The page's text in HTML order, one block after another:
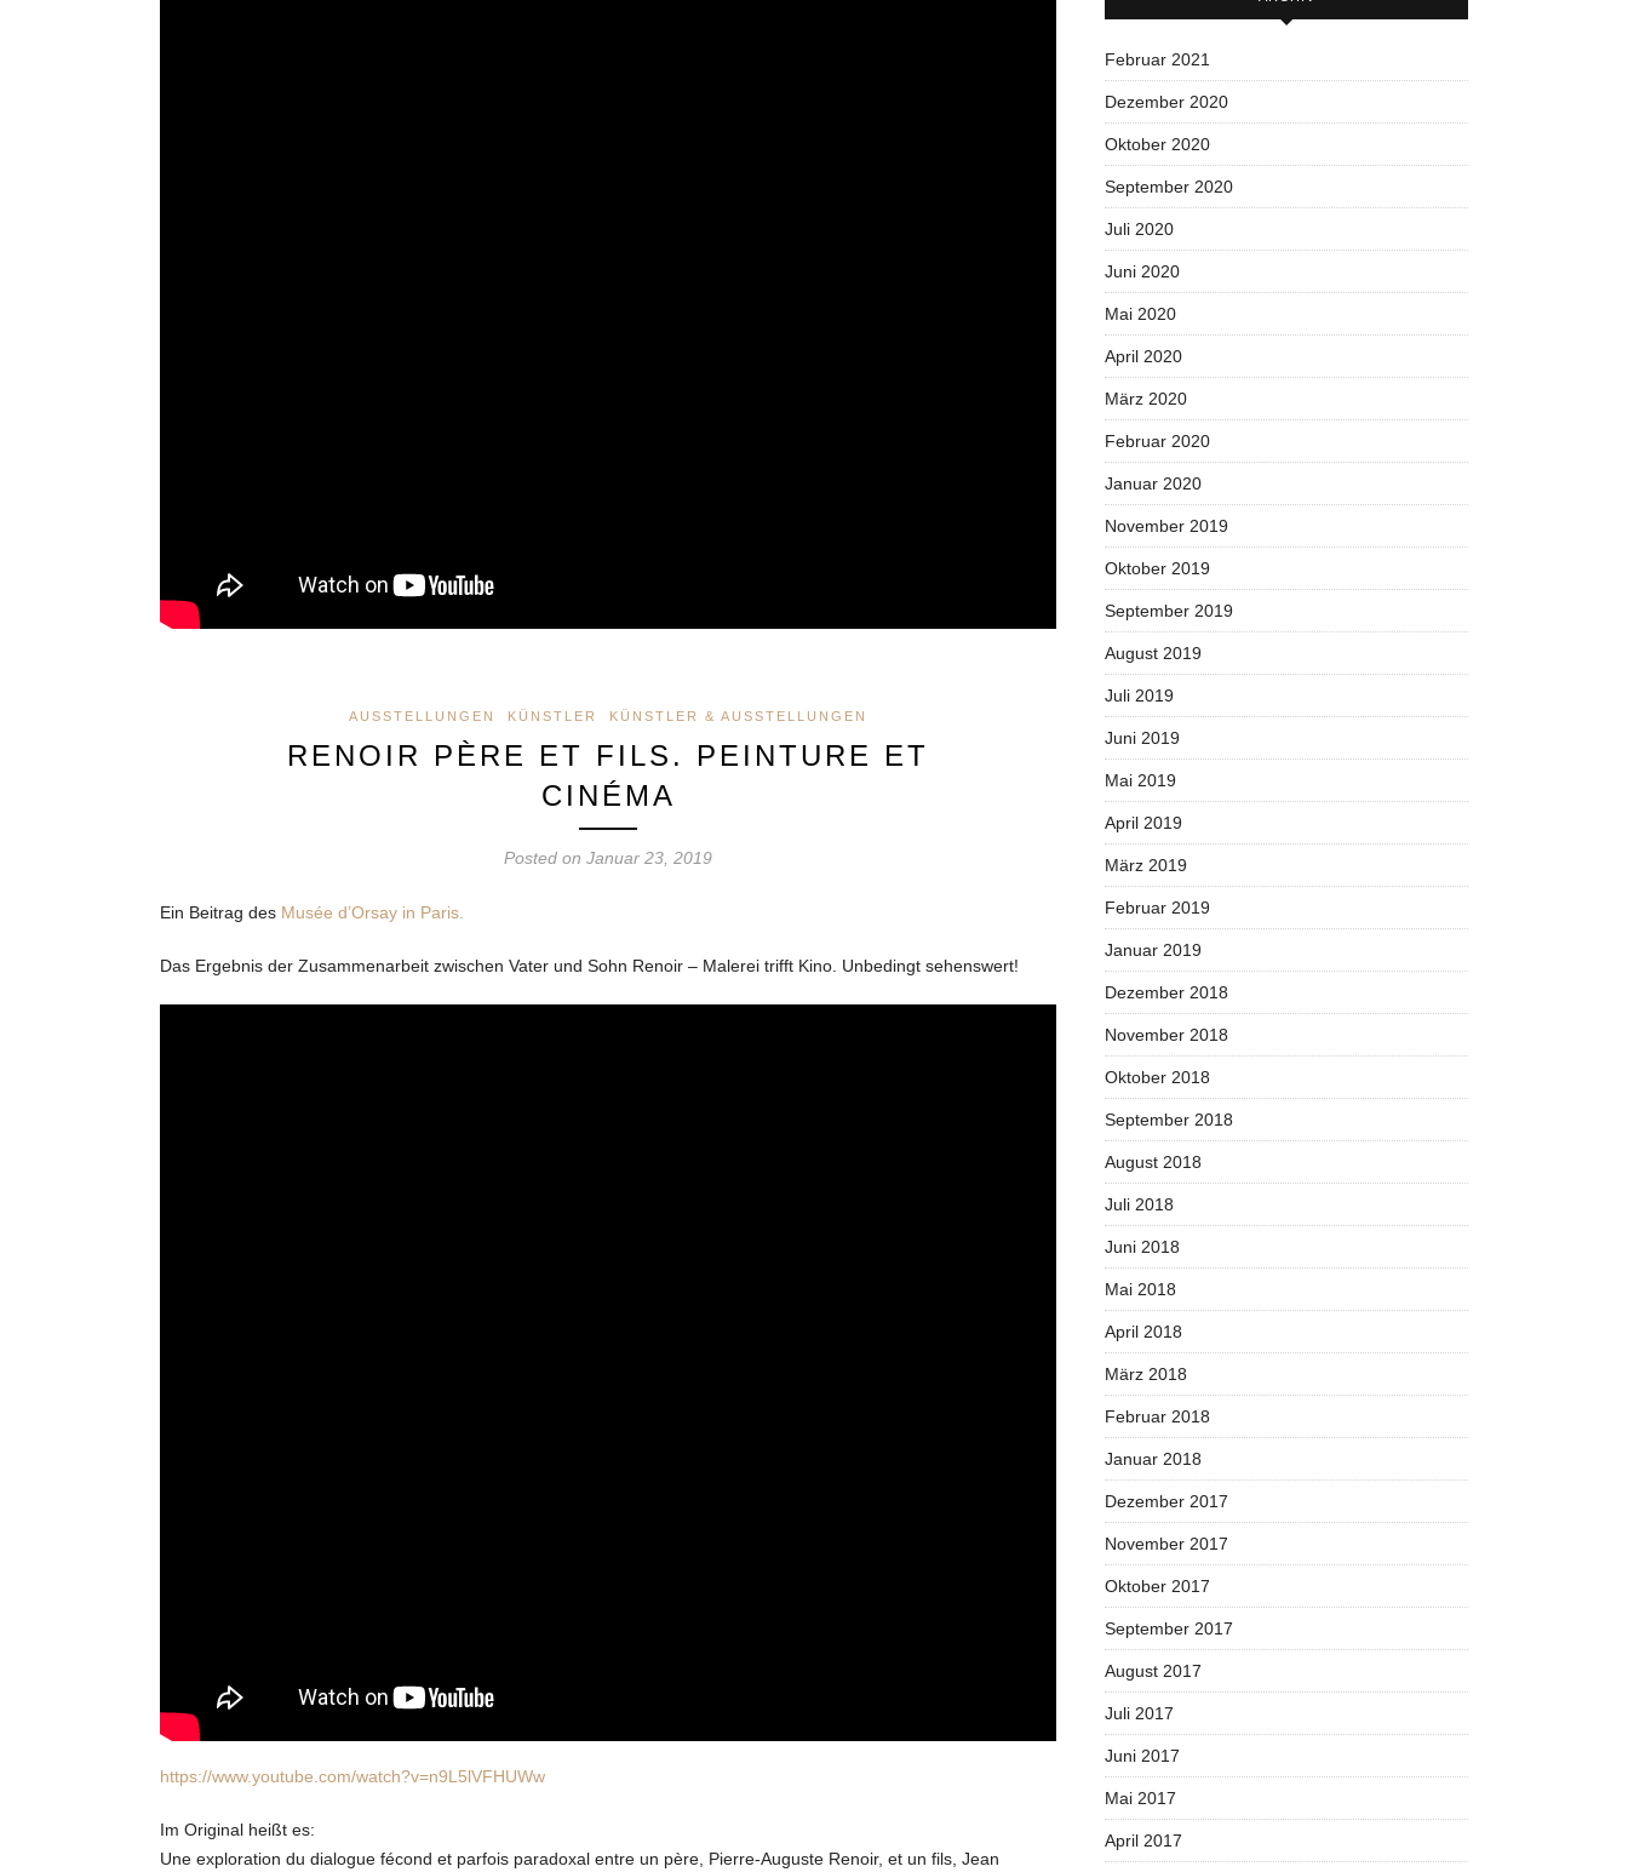
AUSSTELLUNGEN KÜNSTLER KÜNSTLER & AUSSTELLUNGEN
RENOIR PÈRE ET FILS. PEINTURE ET
CINÉMA
Posted on Januar 23, 2019
Ein Beitrag des Musée d’Orsay in Paris.
Das Ergebnis der Zusammenarbeit zwischen Vater und Sohn Renoir – Malerei trifft Kino. Unbedingt sehenswert!
https://www.youtube.com/watch?v=n9L5lVFHUWw
Im Original heißt es:
Une exploration du dialogue fécond et parfois paradoxal entre un père, Pierre-Auguste Renoir, et un fils, Jean
Februar 2021
Dezember 2020
Oktober 2020
September 2020
Juli 2020
Juni 2020
Mai 2020
April 2020
März 2020
Februar 2020
Januar 2020
November 2019
Oktober 2019
September 2019
August 2019
Juli 2019
Juni 2019
Mai 2019
April 2019
März 2019
Februar 2019
Januar 2019
Dezember 2018
November 2018
Oktober 2018
September 2018
August 2018
Juli 2018
Juni 2018
Mai 2018
April 2018
März 2018
Februar 2018
Januar 2018
Dezember 2017
November 2017
Oktober 2017
September 2017
August 2017
Juli 2017
Juni 2017
Mai 2017
April 2017